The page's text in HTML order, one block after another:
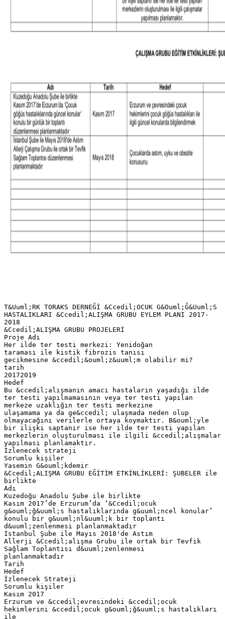
T&Uuml;RK TORAKS DERNEĞİ &Ccedil;OCUK G&Ouml;Ğ&Uuml;S
HASTALIKLARI &Ccedil;ALIŞMA GRUBU EYLEM PLANI 2017-
2018
&Ccedil;ALIŞMA GRUBU PROJELERİ
Proje Adı
Her ilde ter testi merkezi: Yenidoğan
taraması ile kistik fibrozis tanısı
gecikmesine &ccedil;&ouml;z&uuml;m olabilir mi?
tarih
20172019
Hedef
Bu &ccedil;alışmanın amacı hastaların yaşadığı ilde
ter testi yapılmamasının veya ter testi yapılan
merkeze uzaklığın ter testi merkezine
ulaşamama ya da ge&ccedil; ulaşmada neden olup
olmayacağını verilerle ortaya koymaktır. B&ouml;yle
bir ilişki saptanır ise her ilde ter testi yapılan
merkezlerin oluşturulması ile ilgili &ccedil;alışmalar
yapılması planlamaktır.
İzlenecek strateji
Sorumlu kişiler
Yasemin G&ouml;kdemir
&Ccedil;ALIŞMA GRUBU EĞİTİM ETKİNLİKLERİ: ŞUBELER ile
birlikte
Adı
Kuzedoğu Anadolu Şube ile birlikte
Kasım 2017’de Erzurum’da ‘&Ccedil;ocuk
g&ouml;ğ&uuml;s hastalıklarında g&uuml;ncel konular’
konulu bir g&uuml;nl&uuml;k bir toplantı
d&uuml;zenlenmesi planlanmaktadır
İstanbul Şube ile Mayıs 2018'de Astım
Allerji &Ccedil;alışma Grubu ile ortak bir Tevfik
Sağlam Toplantısı d&uuml;zenlenmesi
planlanmaktadır
Tarih
Hedef
İzlenecek Strateji
Sorumlu kişiler
Kasım 2017
Erzurum ve &ccedil;evresindeki &ccedil;ocuk
hekimlerini &ccedil;ocuk g&ouml;ğ&uuml;s hastalıkları
ile